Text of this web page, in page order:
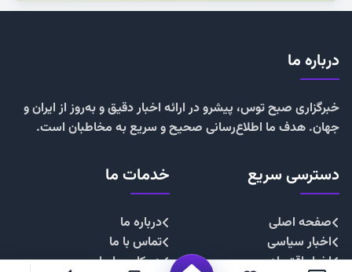
درباره ما
خبرگزاری صبح توس، پیشرو در ارائه اخبار دقیق و به‌روز از ایران و
جهان. هدف ما اطلاع‌رسانی صحیح و سریع به مخاطبان است.
دسترسی سریع
صفحه اصلی
اخبار سیاسی
اخبار اقتصادی
خدمات ما
درباره ما
تماس با ما
همکاری با ما